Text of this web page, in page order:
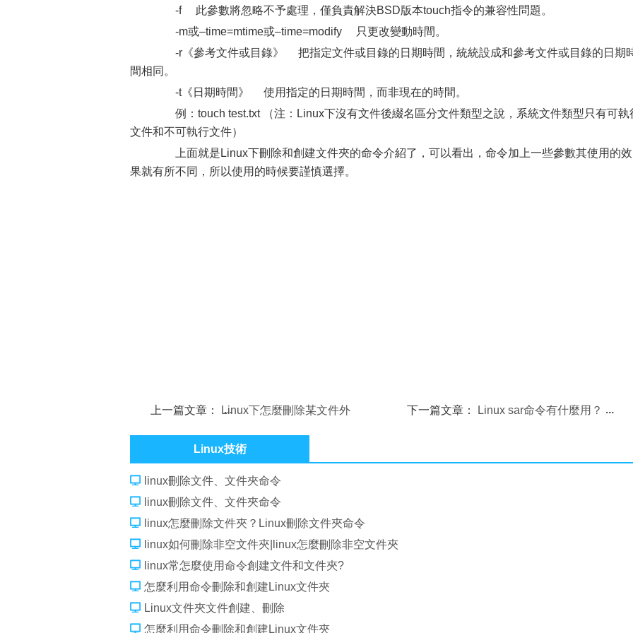
-f 此參數將忽略不予處理，僅負責解決BSD版本touch指令的兼容性問題。
-m或–time=mtime或–time=modify 只更改變動時間。
-r《參考文件或目錄》 把指定文件或目錄的日期時間，統統設成和參考文件或目錄的日期
間相同。
-t《日期時間》 使用指定的日期時間，而非現在的時間。
例：touch test.txt （注：Linux下沒有文件後綴名區分文件類型之說，系統文件類型只有可執
文件和不可執行文件）
上面就是Linux下刪除和創建文件夾的命令介紹了，可以看出，命令加上一些參數其使用的效
果就有所不同，所以使用的時候要謹慎選擇。
上一篇文章：
Linux下怎麼刪除某文件外
下一篇文章： Linux sar命令有什麼用？
Linux技術
linux刪除文件、文件夾命令
linux刪除文件、文件夾命令
linux怎麼刪除文件夾？Linux刪除文件夾命令
linux如何刪除非空文件夾|linux怎麼刪除非空文件夾
linux常怎麼使用命令創建文件和文件夾?
怎麼利用命令刪除和創建Linux文件夾
Linux文件夾文件創建、刪除
怎麼利用命令刪除和創建Linux文件夾